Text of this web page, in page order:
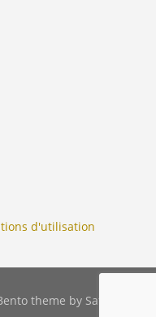
d'utilisation
theme by Satori